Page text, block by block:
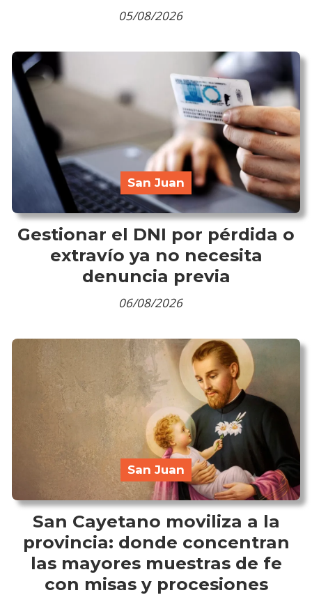
05/08/2026
Gestionar el DNI por pérdida o
extravío ya no necesita
denuncia previa
San Juan
06/08/2026
San Cayetano moviliza a la
provincia: donde concentran
las mayores muestras de fe
con misas y procesiones
San Juan